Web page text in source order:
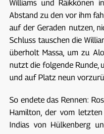
Williams und Räikkönen
Abstand zu den vor ihm
auf der Geraden nutzen,
Schluss tauschen die
überholt Massa, um zu
nutzt die folgende Runde,
und auf Platz neun
So endete das Rennen:
Hamilton, der vom
Indias von Hülkenberg